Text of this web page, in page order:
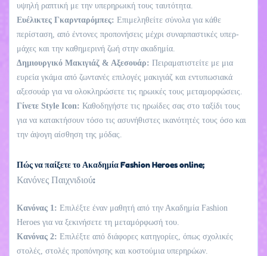
υψηλή ραπτική με την υπερηρωική τους ταυτότητα.
Ευέλικτες Γκαρνταρόμπες: Επιμεληθείτε σύνολα για κάθε
περίσταση, από έντονες προπονήσεις μέχρι συναρπαστικές υπερ-
μάχες και την καθημερινή ζωή στην ακαδημία.
Δημιουργικό Μακιγιάζ & Αξεσουάρ: Πειραματιστείτε με μια
ευρεία γκάμα από ζωντανές επιλογές μακιγιάζ και εντυπωσιακά
αξεσουάρ για να ολοκληρώσετε τις ηρωικές τους μεταμορφώσεις.
Γίνετε Style Icon: Καθοδηγήστε τις ηρωίδες σας στο ταξίδι τους
για να κατακτήσουν τόσο τις ασυνήθιστες ικανότητές τους όσο και
την άψογη αίσθηση της μόδας.
Πώς να παίξετε το Ακαδημία Fashion Heroes online;
Κανόνες Παιχνιδιού:
Κανόνας 1: Επιλέξτε έναν μαθητή από την Ακαδημία Fashion
Heroes για να ξεκινήσετε τη μεταμόρφωσή του.
Κανόνας 2: Επιλέξτε από διάφορες κατηγορίες, όπως σχολικές
στολές, στολές προπόνησης και κοστούμια υπερηρώων.